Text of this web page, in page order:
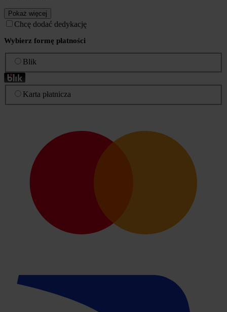
Pokaż więcej
Chcę dodać dedykację
Wybierz formę płatności
Blik
Karta płatnicza